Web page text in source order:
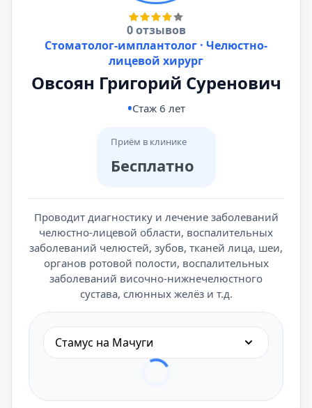
0 отзывов
Стоматолог-имплантолог · Челюстно-
лицевой хирург
Овсоян Григорий Суренович
Стаж 6 лет
Приём в клинике
Бесплатно
Проводит диагностику и лечение заболеваний
челюстно-лицевой области, воспалительных
заболеваний челюстей, зубов, тканей лица, шеи,
органов ротовой полости, воспалительных
заболеваний височно-нижнечелюстного
сустава, слюнных желёз и т.д.
Стамус на Мачуги